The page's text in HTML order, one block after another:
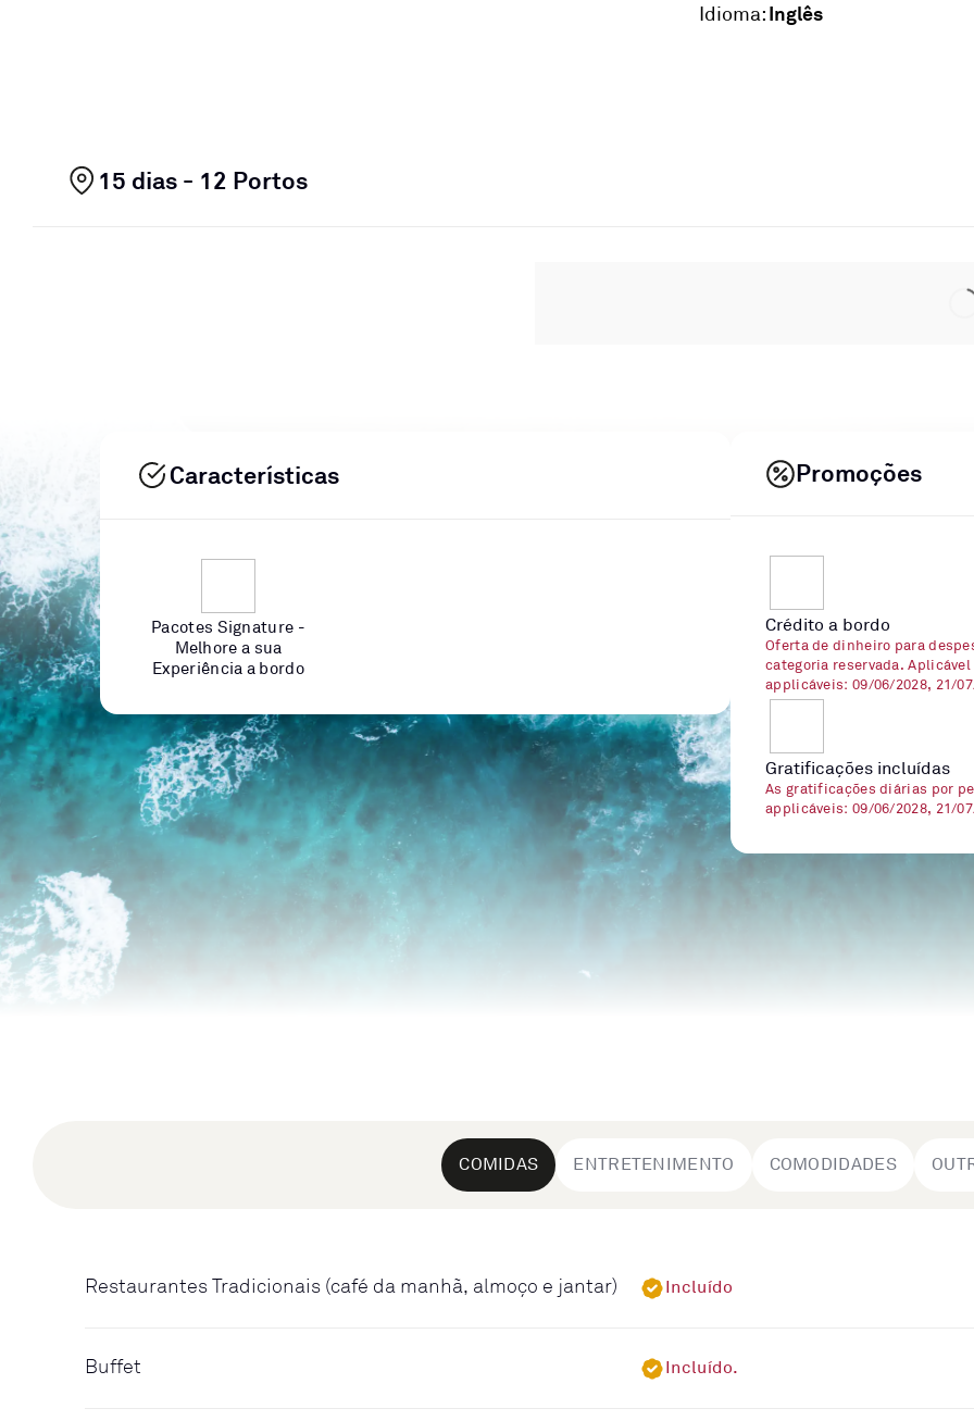
Idioma:Inglês
15 dias - 12 Portos
Características
Pacotes Signature -
Melhore a sua
Experiência a bordo
Promoções
Crédito a bordo
Oferta de dinheiro para
categoria reservada.
applicáveis: 09/06/2028, 21/
Gratificações incluídas
As gratificações diárias por
applicáveis: 09/06/2028, 21/
COMIDAS ENTRETENIMENTO COMODIDADES
Restaurantes Tradicionais (café da manhã, almoço e jantar) Incluído
Buffet Incluído.